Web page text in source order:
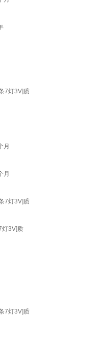
7灯3V]质
月
月
7灯3V]质
灯3V]质
7灯3V]质